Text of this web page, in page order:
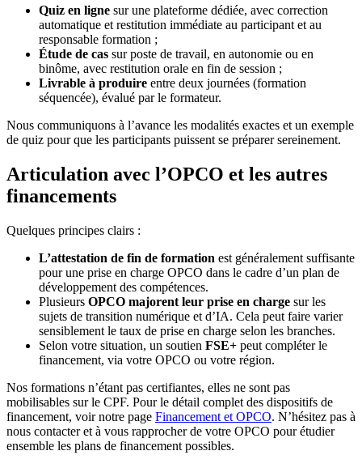
Quiz en ligne sur une plateforme dédiée, avec correction
automatique et restitution immédiate au participant et au
responsable formation ;
Étude de cas sur poste de travail, en autonomie ou en
binôme, avec restitution orale en fin de session ;
Livrable à produire entre deux journées (formation
séquencée), évalué par le formateur.
Nous communiquons à l’avance les modalités exactes et un exemple
de quiz pour que les participants puissent se préparer sereinement.
Articulation avec l’OPCO et les autres
financements
Quelques principes clairs :
L’attestation de fin de formation est généralement suffisante
pour une prise en charge OPCO dans le cadre d’un plan de
développement des compétences.
Plusieurs OPCO majorent leur prise en charge sur les
sujets de transition numérique et d’IA. Cela peut faire varier
sensiblement le taux de prise en charge selon les branches.
Selon votre situation, un soutien FSE+ peut compléter le
financement, via votre OPCO ou votre région.
Nos formations n’étant pas certifiantes, elles ne sont pas
mobilisables sur le CPF. Pour le détail complet des dispositifs de
financement, voir notre page Financement et OPCO. N’hésitez pas à
nous contacter et à vous rapprocher de votre OPCO pour étudier
ensemble les plans de financement possibles.